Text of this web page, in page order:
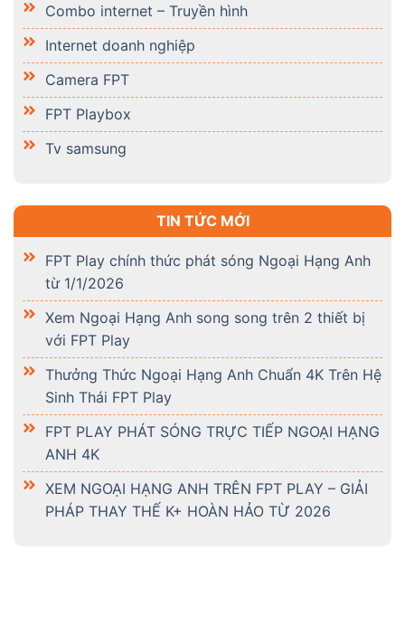
Combo internet – Truyền hình
Internet doanh nghiệp
Camera FPT
FPT Playbox
Tv samsung
TIN TỨC MỚI
FPT Play chính thức phát sóng Ngoại Hạng Anh
từ 1/1/2026
Xem Ngoại Hạng Anh song song trên 2 thiết bị
với FPT Play
Thưởng Thức Ngoại Hạng Anh Chuẩn 4K Trên Hệ
Sinh Thái FPT Play
FPT PLAY PHÁT SÓNG TRỰC TIẾP NGOẠI HẠNG
ANH 4K
XEM NGOẠI HẠNG ANH TRÊN FPT PLAY – GIẢI
PHÁP THAY THẾ K+ HOÀN HẢO TỪ 2026